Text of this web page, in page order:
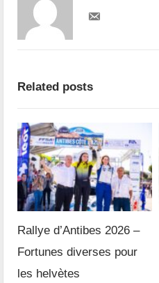
Related posts
Rallye d’Antibes 2026 –
Fortunes diverses pour
les helvètes